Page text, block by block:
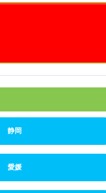
静岡
愛媛